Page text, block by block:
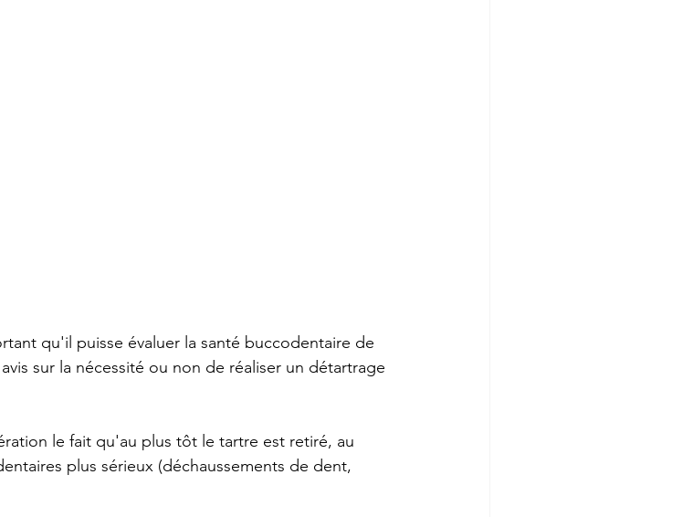
qu'il puisse évaluer la santé buccodentaire de
sur la nécessité ou non de réaliser un détartrage
le fait qu'au plus tôt le tartre est retiré, au
plus sérieux (déchaussements de dent,